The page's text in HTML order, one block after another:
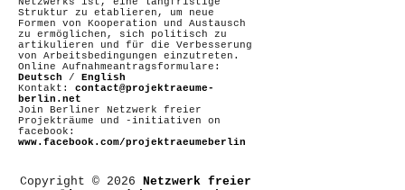
Struktur zu etablieren, um neue
Formen von Kooperation und Austausch
zu ermöglichen, sich politisch zu
artikulieren und für die Verbesserung
von Arbeitsbedingungen einzutreten.
Online Aufnahmeantragsformulare:
Deutsch / English
Kontakt: contact@projektraeume-
berlin.net
Join Berliner Netzwerk freier
Projekträume und -initiativen on
facebook:
www.facebook.com/projektraeumeberlin
Copyright © 2026 Netzwerk freier